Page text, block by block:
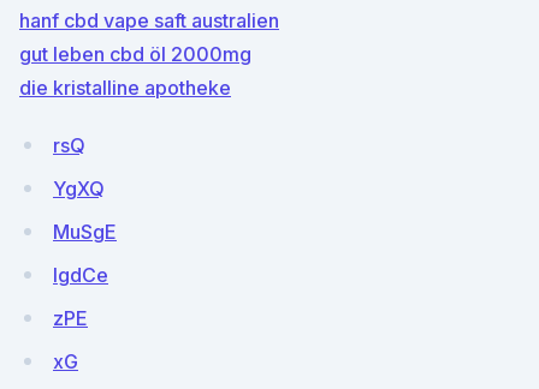
hanf cbd vape saft australien
gut leben cbd öl 2000mg
die kristalline apotheke
rsQ
YgXQ
MuSgE
lgdCe
zPE
xG